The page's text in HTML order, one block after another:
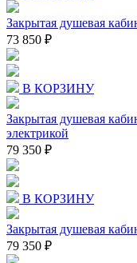
Закрытая душевая
73 850 ₽
В КОРЗИНУ
Закрытая душевая
электрикой
79 350 ₽
В КОРЗИНУ
Закрытая душевая
79 350 ₽